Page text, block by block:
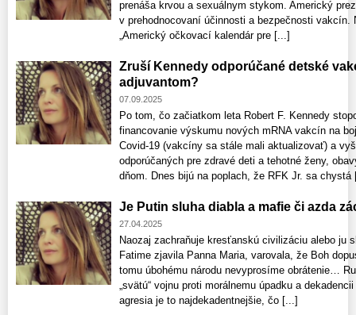
prenáša krvou a sexuálnym stykom. Americký
v prehodnocovaní účinnosti a bezpečnosti
„Americký očkovací kalendár pre [...]
Zruší Kennedy odporúčané detské
adjuvantom?
07.09.2025
Po tom, čo začiatkom leta Robert F. Kennedy
financovanie výskumu nových mRNA vakcín na
Covid-19 (vakcíny sa stále mali aktualizovať) a
odporúčaných pre zdravé deti a tehotné ženy,
dňom. Dnes bijú na poplach, že RFK Jr. sa chystá
Je Putin sluha diabla a mafie či azda
27.04.2025
Naozaj zachraňuje kresťanskú civilizáciu alebo ju
Fatime zjavila Panna Maria, varovala, že Boh
tomu úbohému národu nevyprosíme obrátenie…
„svätú“ vojnu proti morálnemu úpadku a
agresia je to najdekadentnejšie, čo [...]